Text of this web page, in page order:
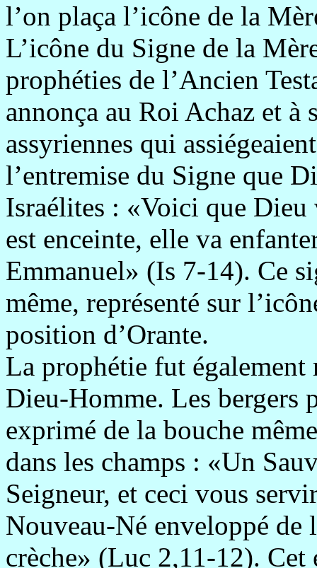
l’on plaça l’icône de la
L’icône du Signe de la
prophéties de l’Ancien
annonça au Roi Achaz et à
assyriennes qui
l’entremise du Signe que
Israélites : «Voici que Dieu
est enceinte, elle va
Emmanuel» (Is 7-14). Ce
même, représenté sur
position d’Orante.
La prophétie fut également
Dieu-Homme. Les bergers
exprimé de la bouche
dans les champs : «Un
Seigneur, et ceci vous
Nouveau-Né enveloppé de
crèche» (Luc 2,11-12). Cet